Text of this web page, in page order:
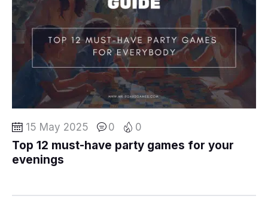
15 May 2025 0 0
Top 12 must-have party games for your
evenings